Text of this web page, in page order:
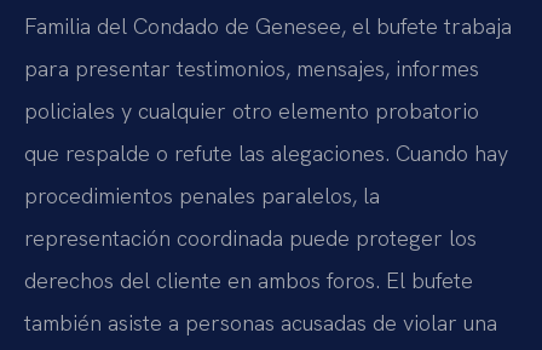
Familia del Condado de Genesee, el bufete trabaja
para presentar testimonios, mensajes, informes
policiales y cualquier otro elemento probatorio
que respalde o refute las alegaciones. Cuando hay
procedimientos penales paralelos, la
representación coordinada puede proteger los
derechos del cliente en ambos foros. El bufete
también asiste a personas acusadas de violar una